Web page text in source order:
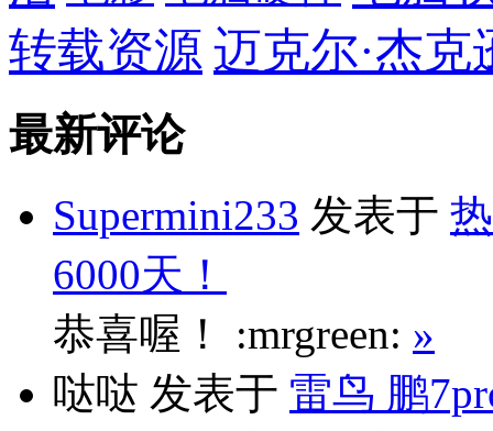
转载资源 迈克尔·杰克
最新评论
Supermini233 发表于
6000天！
恭喜喔！ :mrgreen: »
哒哒 发表于 雷鸟 鹏